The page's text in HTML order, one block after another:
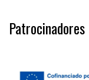
Patrocinadores